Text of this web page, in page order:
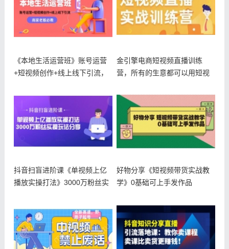
《本地生活运营班》账号运营
+短视频创作+线上线下引流，
金引擎电商短视频直播训练
营，所有的生意都可以用短视
抖音扫盲进阶课《单视频上亿
播放实操打法》3000万粉丝实
好物分享《短视频带货实战教
学》0基础可上手发作品